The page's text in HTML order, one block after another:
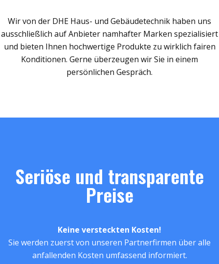
Wir von der DHE Haus- und Gebäudetechnik haben uns
ausschließlich auf Anbieter namhafter Marken spezialisiert
und bieten Ihnen hochwertige Produkte zu wirklich fairen
Konditionen. Gerne überzeugen wir Sie in einem
persönlichen Gespräch.
Seriöse und transparente
Preise
Keine versteckten Kosten!
Sie werden zuerst von unseren Partnerfirmen über alle
anfallenden Kosten umfassend informiert.